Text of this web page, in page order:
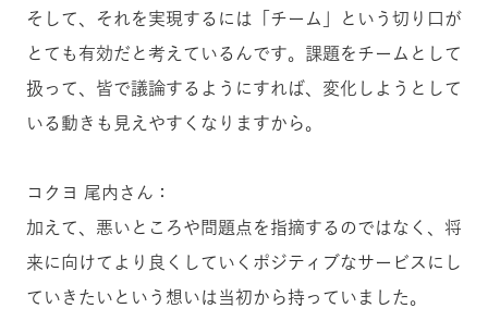
そして、それを実現するには「チーム」という切り口が
とても有効だと考えているんです。課題をチームとして
扱って、皆で議論するようにすれば、変化しようとして
いる動きも見えやすくなりますから。
コクヨ 尾内さん：
加えて、悪いところや問題点を指摘するのではなく、将
来に向けてより良くしていくポジティブなサービスにし
ていきたいという想いは当初から持っていました。